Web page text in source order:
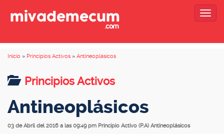
Inicio » Principios Activos » Antineoplásicos
Principios Activos
Antineoplásicos
03 de Abril del 2016 a las 09:49 pm Principio Activo (P.A) Antineoplásicos